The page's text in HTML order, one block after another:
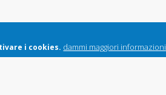
i cookies. dammi maggiori informazioni